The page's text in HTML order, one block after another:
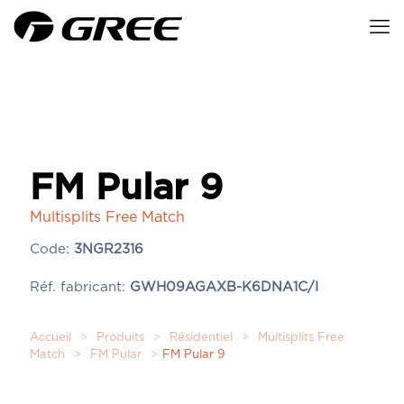
FM Pular 9
Multisplits Free Match
Code: 3NGR2316
Réf. fabricant: GWH09AGAXB-K6DNA1C/I
Accueil > Produits > Résidentiel >
Multisplits Free
Match
> FM Pular > FM Pular 9